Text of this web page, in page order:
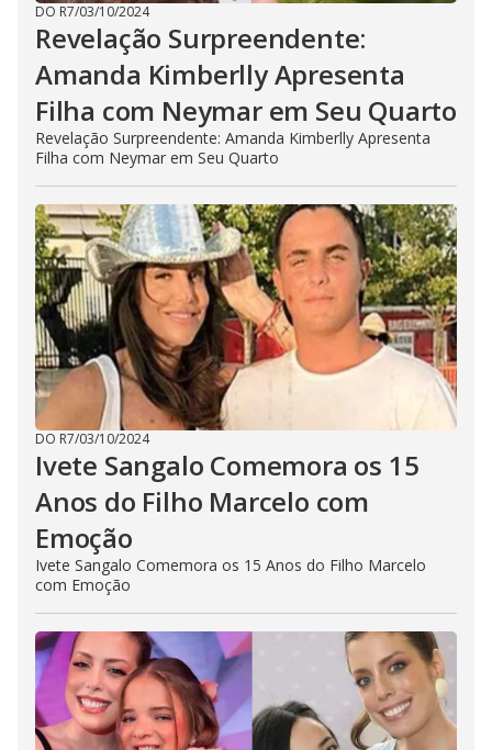
DO R7/03/10/2024
Revelação Surpreendente:
Amanda Kimberlly Apresenta
Filha com Neymar em Seu Quarto
Revelação Surpreendente: Amanda Kimberlly Apresenta
Filha com Neymar em Seu Quarto
DO R7/03/10/2024
Ivete Sangalo Comemora os 15
Anos do Filho Marcelo com
Emoção
Ivete Sangalo Comemora os 15 Anos do Filho Marcelo
com Emoção